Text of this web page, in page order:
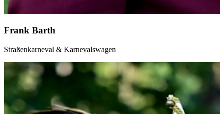
Frank Barth
Straßenkarneval & Karnevalswagen